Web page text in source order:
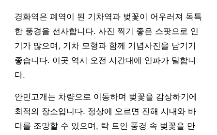
경화역은 폐역이 된 기차역과 벚꽃이 어우러져 독특
한 풍경을 선사합니다. 사진 찍기 좋은 스팟으로 인
기가 많으며, 기차 모형과 함께 기념사진을 남기기
좋습니다. 이곳 역시 오전 시간대에 인파가 덜합니
다.
안민고개는 차량으로 이동하며 벚꽃을 감상하기에
최적의 장소입니다. 정상에 오르면 진해 시내와 바
다를 조망할 수 있으며, 탁 트인 풍경 속 벚꽃을 만